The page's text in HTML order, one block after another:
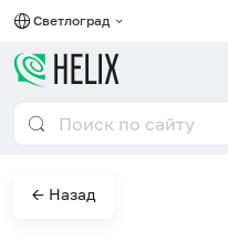
Светлоград
← Назад